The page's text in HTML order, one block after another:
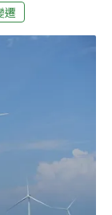
組名單出爐 10
隊「信心十
閣團隊，與現
中，經濟部長
會主委龔明鑫
濟研究院院長
學界，由現任
、數發部、衛
次長都有異
能源轉型？接
遷